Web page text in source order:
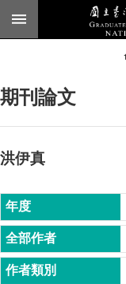
跳到主要內容區塊
臺
頁
公
告
本
所
期刊論文
洪伊真